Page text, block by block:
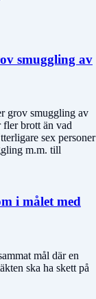
smuggling av
grov smuggling av
brott än vad
sex personer
m.m. till
i målet med
mål där en
ska ha skett på